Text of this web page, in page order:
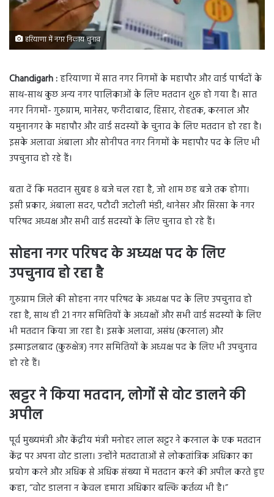
हरियाणा में नगर निकाय चुनाव
Chandigarh :हरियाणा में सात नगर निगमों के महापौर और वार्ड पार्षदों के
साथ-साथ कुछ अन्य नगर पालिकाओं के लिए मतदान शुरु हो गया है। सात
नगर निगमों- गुरुग्राम, मानेसर, फरीदाबाद, हिसार, रोहतक, करनाल और
यमुनानगर के महापौर और वार्ड सदस्यों के चुनाव के लिए मतदान हो रहा है।
इसके अलावा अंबाला और सोनीपत नगर निगमों के महापौर पद के लिए भी
उपचुनाव हो रहे हैं।
बता दें कि मतदान सुबह 8 बजे चल रहा है, जो शाम छह बजे तक होगा।
इसी प्रकार, अंबाला सदर, पटौदी जटोली मंडी, थानेसर और सिरसा के नगर
परिषद अध्यक्ष और सभी वार्ड सदस्यों के लिए चुनाव हो रहे हैं।
सोहना नगर परिषद के अध्यक्ष पद के लिए
उपचुनाव हो रहाहै
गुरुग्राम जिले की सोहना नगर परिषद के अध्यक्ष पद के लिए उपचुनाव हो
रहा है, साथ ही 21 नगर समितियों के अध्यक्षों और सभी वार्ड सदस्यों के लिए
भी मतदान किया जा रहा है। इसके अलावा, असंध (करनाल) और
इस्माइलबाद (कुरुक्षेत्र) नगर समितियों के अध्यक्ष पद के लिए भी उपचुनाव
हो रहे हैं।
खट्टर ने किया मतदान, लोगों से वोट डालने की
अपील
पूर्व मुख्यमंत्री और केंद्रीय मंत्री मनोहर लाल खट्टर ने करनाल के एक मतदान
केंद्र पर अपना वोट डाला। उन्होंने मतदाताओं से लोकतांत्रिक अधिकार का
प्रयोग करने और अधिक से अधिक संख्या में मतदान करने की अपील करते हुए
कहा, “वोट डालना न केवल हमारा अधिकार बल्कि कर्तव्य भी है।”